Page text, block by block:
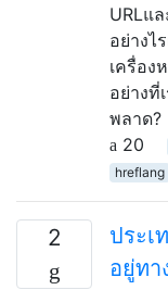
URLแ
อย่างไ
เครื่อง
อย่างที่
พลาด?
20
hreflang
2
ประเ
อยู่ท